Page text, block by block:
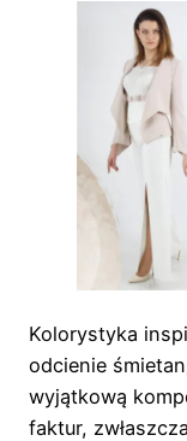
Kolorystyka
odcienie
wyjątkową
faktur,